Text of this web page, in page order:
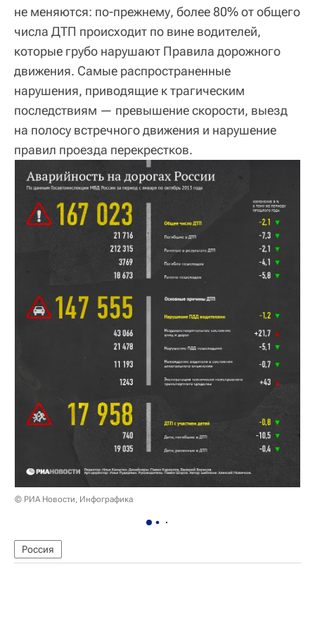
не меняются: по-прежнему, более 80% от общего
числа ДТП происходит по вине водителей,
которые грубо нарушают Правила дорожного
движения. Самые распространенные
нарушения, приводящие к трагическим
последствиям — превышение скорости, выезд
на полосу встречного движения и нарушение
правил проезда перекрестков.
© РИА Новости, Инфографика
Россия